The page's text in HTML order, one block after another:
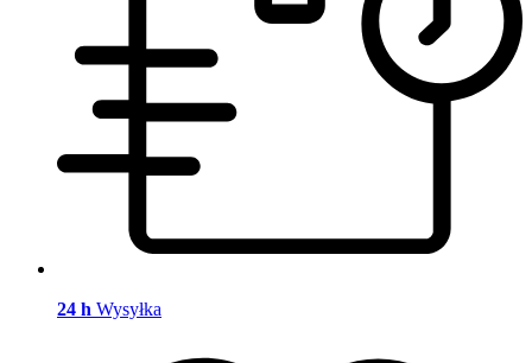
24 h Wysyłka